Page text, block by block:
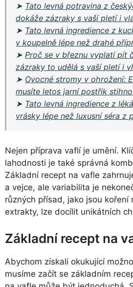
➤ Tato levná potravina z
dokáže zázraky s vaší pletí i
➤ Tato levná ingredience z
v koupelně lépe než drahé
➤ Proč se v březnu vyplatí pít
zázraky to udělá s vaší pletí i
➤ Ovocné stromy v ohrožení:
musíte letos jarní postřik
➤ Tato levná ingredience z
vrásky lépe než luxusní séra z
Nejen příprava vaflí je umění.
lahodnosti je také správná
Základní recept na vafle
a vejce, ale variabilita je
různých přísad, jako jsou koření
extrakty, lze docílit unikátních
Základní recept na
Abychom získali okukující
musíme začít se základním